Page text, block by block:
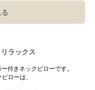
ラックス
付きネックピローです。
ローは、